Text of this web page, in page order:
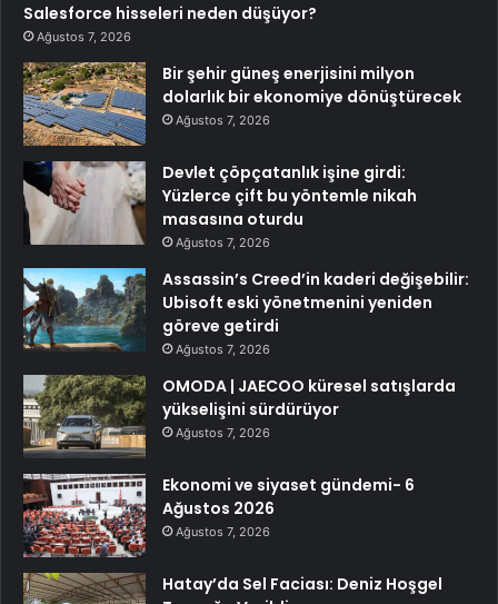
Salesforce hisseleri neden düşüyor?
Ağustos 7, 2026
Bir şehir güneş enerjisini milyon
dolarlık bir ekonomiye dönüştürecek
Ağustos 7, 2026
Devlet çöpçatanlık işine girdi:
Yüzlerce çift bu yöntemle nikah
masasına oturdu
Ağustos 7, 2026
Assassin’s Creed’in kaderi değişebilir:
Ubisoft eski yönetmenini yeniden
göreve getirdi
Ağustos 7, 2026
OMODA | JAECOO küresel satışlarda
yükselişini sürdürüyor
Ağustos 7, 2026
Ekonomi ve siyaset gündemi- 6
Ağustos 2026
Ağustos 7, 2026
Hatay’da Sel Faciası: Deniz Hoşgel